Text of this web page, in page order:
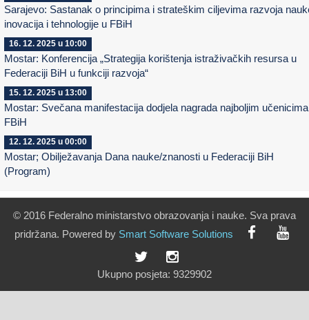
Sarajevo: Sastanak o principima i strateškim ciljevima razvoja
inovacija i tehnologije u FBiH
16. 12. 2025 u 10:00
Mostar: Konferencija „Strategija korištenja istraživačkih resursa u
Federaciji BiH u funkciji razvoja“
15. 12. 2025 u 13:00
Mostar: Svečana manifestacija dodjela nagrada najboljim
FBiH
12. 12. 2025 u 00:00
Mostar; Obilježavanja Dana nauke/znanosti u Federaciji BiH
(Program)
© 2016 Federalno ministarstvo obrazovanja i nauke. Sva prava
pridržana. Powered by Smart Software Solutions
Ukupno posjeta: 9329902